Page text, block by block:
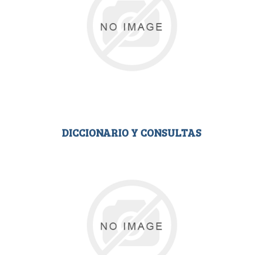
DICCIONARIO Y CONSULTAS